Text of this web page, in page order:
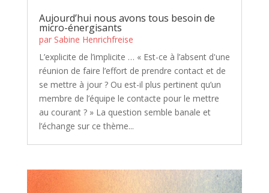
Aujourd’hui nous avons tous besoin de
micro-énergisants
par Sabine Henrichfreise
L’explicite de l’implicite … « Est-ce à l’absent d'une
réunion de faire l’effort de prendre contact et de
se mettre à jour ? Ou est-il plus pertinent qu’un
membre de l’équipe le contacte pour le mettre
au courant ? » La question semble banale et
l’échange sur ce thème...